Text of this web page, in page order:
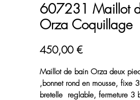
607231 Maillot
Orza Coquillage
450,00 €Prix
Maillot de bain Orza deux
,bonnet rond en mousse, fixe
bretelle reglable, fermeture 3